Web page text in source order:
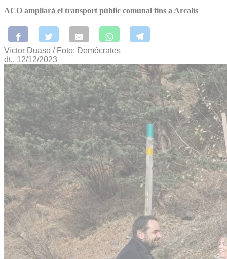
ACO ampliarà el transport públic comunal fins a Arcalís
Víctor Duaso / Foto: Demòcrates
dt., 12/12/2023